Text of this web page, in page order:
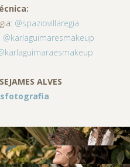
@spaziovillaregia
@karlaguimaresmakeup
ALVES